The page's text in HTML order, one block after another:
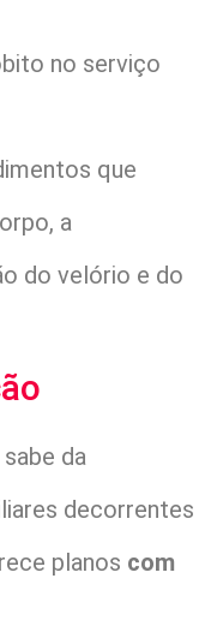
no serviço
que
a
do velório e do
sabe da
decorrentes
planos com